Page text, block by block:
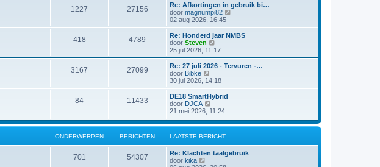
j
k
a
t
e
e
r
i
h
t
1227 27156
Re: Afkortingen in gebruik bi…
door magnumpi82
k
i
a
r
i
t
02 aug 2026, 16:45
418 4789
Re: Honderd jaar NMBS
door Steven
e
k
i
k
a
a
s
t
e
b
e
r
25 jul 2026, 11:17
3167 27099
Re: 27 juli 2026 - Tervuren -…
door Bibke
e
k
i
j
k
a
t
s
t
30 jul 2026, 14:18
84 11433
DE18 SmartHybrid
door DJCA
e
i
k
l
a
21 mei 2026, 11:24
ONDERWERPEN BERICHTEN LAATSTE BERICHT
701 54307
Re: Klachten taalgebruik
door kika